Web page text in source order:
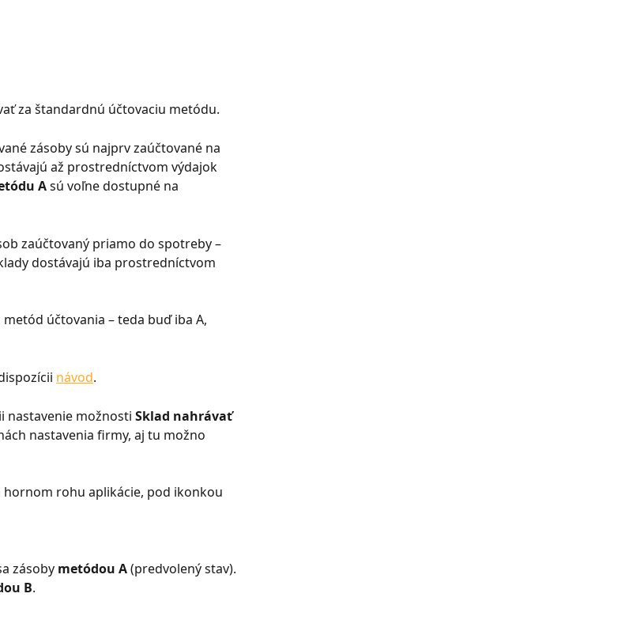
za štandardnú účtovaciu metódu.
zásoby sú najprv zaúčtované na
až prostredníctvom výdajok
A sú voľne dostupné na
zaúčtovaný priamo do spotreby –
dostávajú iba prostredníctvom
účtovania – teda buď iba A,
návod.
nastavenie možnosti Sklad nahrávať
nastavenia firmy, aj tu možno
rohu aplikácie, pod ikonkou
zásoby metódou A (predvolený stav).
B.